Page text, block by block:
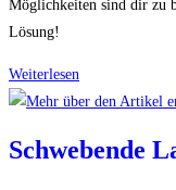
Möglichkeiten sind dir zu
Lösung!
Weiterlesen
Model
Schwebende